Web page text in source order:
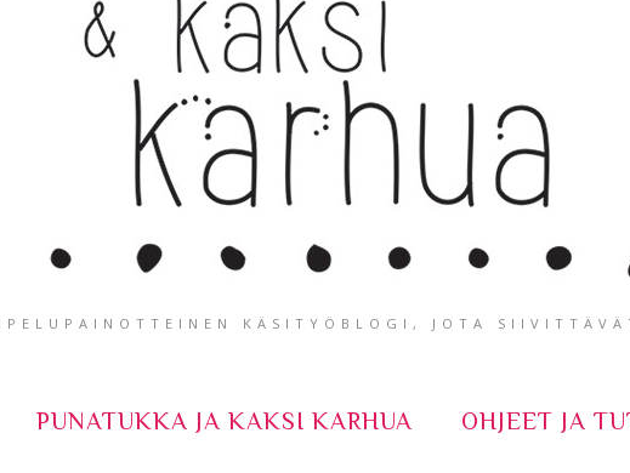
KÄSITYÖBLOGI, JOTA
PUNATUKKA JA KAKSI KARHUA OHJEET JA